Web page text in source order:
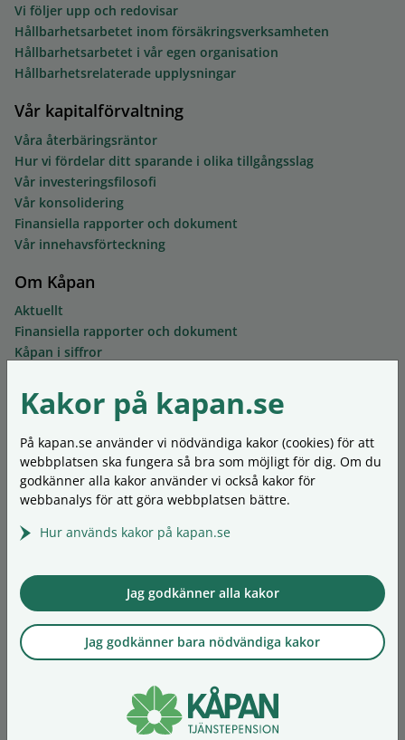
Kakor på kapan.se
På kapan.se använder vi nödvändiga kakor (cookies) för att
webbplatsen ska fungera så bra som möjligt för dig. Om du
godkänner alla kakor använder vi också kakor för
webbanalys för att göra webbplatsen bättre.
Hur används kakor på kapan.se
Jag godkänner alla kakor
Jag godkänner bara nödvändiga kakor
Vi följer upp och redovisar
Hållbarhetsarbetet inom försäkringsverksamheten
Hållbarhetsarbetet i vår egen organisation
Hållbarhetsrelaterade upplysningar
Vår kapitalförvaltning
Våra återbäringsräntor
Hur vi fördelar ditt sparande i olika tillgångsslag
Vår investeringsfilosofi
Vår konsolidering
Finansiella rapporter och dokument
Vår innehavsförteckning
Om Kåpan
Aktuellt
Finansiella rapporter och dokument
Kåpan i siffror
Mer om föreningen
Kontakta oss
Synpunkter och klagomål
Ordlista
Personuppgifter
Om kakor (cookies)
In English
Living outside Sweden
When you retire
Forms
Our asset management